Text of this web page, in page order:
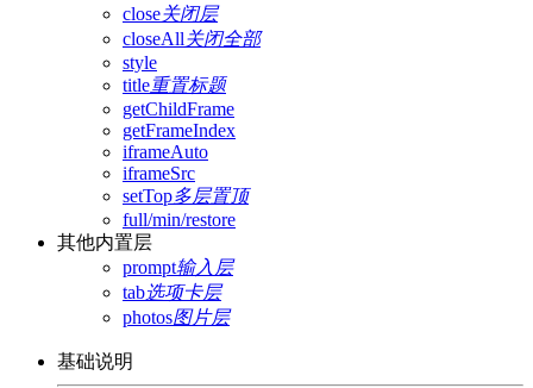
close关闭层
closeAll关闭全部
style
title重置标题
getChildFrame
getFrameIndex
iframeAuto
iframeSrc
setTop多层置顶
full/min/restore
其他内置层
prompt输入层
tab选项卡层
photos图片层
基础说明